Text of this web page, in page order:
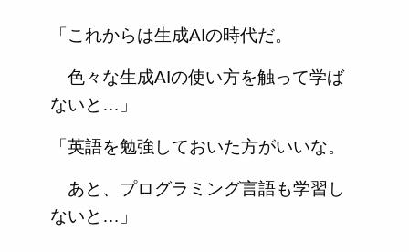
「これからは生成AIの時代だ。
色々な生成AIの使い方を触って学ば
ないと…」
「英語を勉強しておいた方がいいな。
あと、プログラミング言語も学習し
ないと…」